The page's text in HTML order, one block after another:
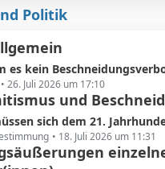
Politik
in absehbarer Zukunft geben wird:
26. Juli 2026 um 17:10
und
sich dem 21. Jahrhundert
18. Juli 2026 um 11:31